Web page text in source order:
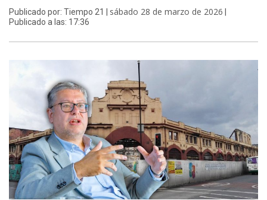
Publicado por: Tiempo 21 | sábado 28 de marzo de 2026
Publicado a las: 17:36